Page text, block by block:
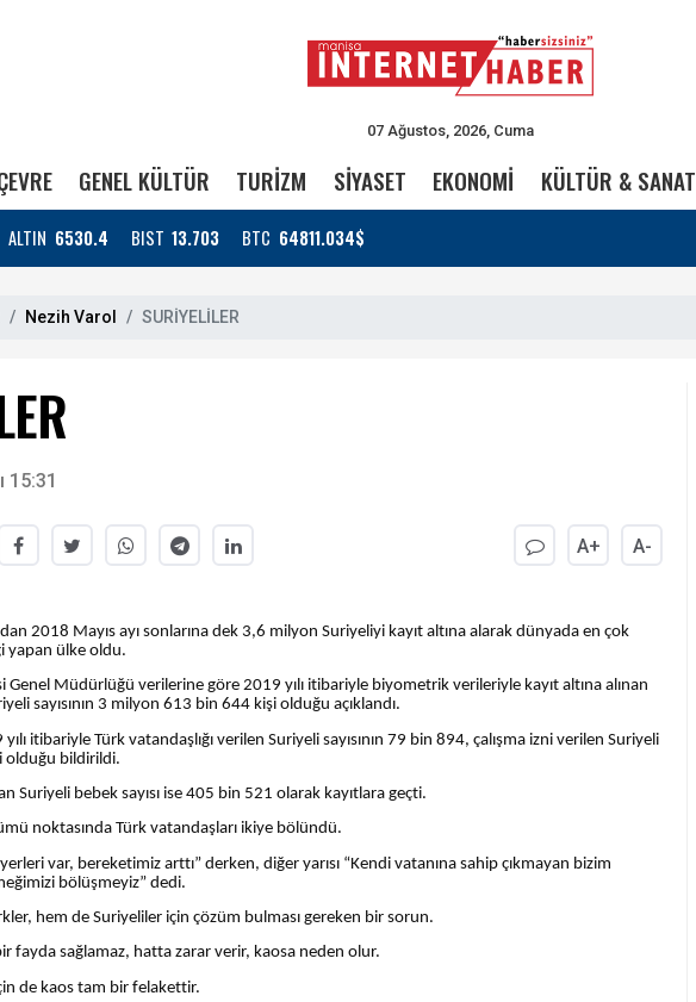
07 Ağustos, 2026, Cuma
GENEL KÜLTÜR TURİZM SİYASET EKONOMİ KÜLTÜR & SANAT
ALTIN 6530.4 BIST 13.703 BTC 64811.034$
Nezih Varol SURİYELİLER
15:31
A+ A-
2018 Mayıs ayı sonlarına dek 3,6 milyon Suriyeliyi kayıt altına alarak dünyada en çok
yapan ülke oldu.
Genel Müdürlüğü verilerine göre 2019 yılı itibariyle biyometrik verileriyle kayıt altına alınan
sayısının 3 milyon 613 bin 644 kişi olduğu açıklandı.
itibariyle Türk vatandaşlığı verilen Suriyeli sayısının 79 bin 894, çalışma izni verilen Suriyeli
olduğu bildirildi.
Suriyeli bebek sayısı ise 405 bin 521 olarak kayıtlara geçti.
noktasında Türk vatandaşları ikiye bölündü.
yerleri var, bereketimiz arttı” derken, diğer yarısı “Kendi vatanına sahip çıkmayan bizim
bölüşmeyiz” dedi.
hem de Suriyeliler için çözüm bulması gereken bir sorun.
fayda sağlamaz, hatta zarar verir, kaosa neden olur.
de kaos tam bir felakettir.